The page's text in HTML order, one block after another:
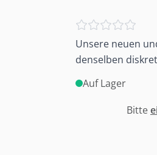
Unsere neuen
denselben
Auf Lager
Bitte